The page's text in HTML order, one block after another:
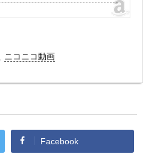
ニコニコ動画
Facebook